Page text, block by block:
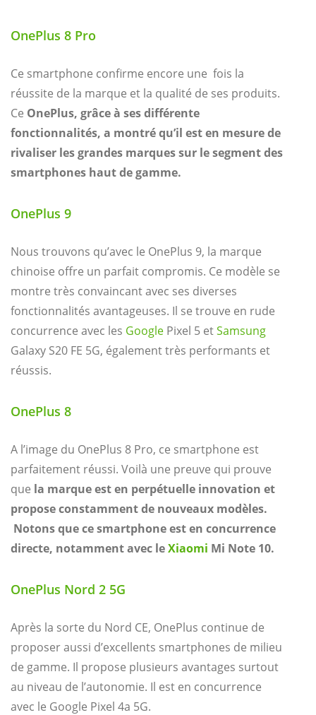
OnePlus 8 Pro
Ce smartphone confirme encore une fois la
réussite de la marque et la qualité de ses produits.
Ce OnePlus, grâce à ses différente
fonctionnalités, a montré qu’il est en mesure de
rivaliser les grandes marques sur le segment des
smartphones haut de gamme.
OnePlus 9
Nous trouvons qu’avec le OnePlus 9, la marque
chinoise offre un parfait compromis. Ce modèle se
montre très convaincant avec ses diverses
fonctionnalités avantageuses. Il se trouve en rude
concurrence avec les Google Pixel 5 etSamsung
Galaxy S20 FE 5G, également très performants et
réussis.
OnePlus 8
A l’image du OnePlus 8 Pro, ce smartphone est
parfaitement réussi. Voilà une preuve qui prouve
que la marque est en perpétuelle innovation et
propose constamment de nouveaux modèles.
Notons que ce smartphone est en concurrence
directe, notamment avec leXiaomi Mi Note 10.
OnePlus Nord 2 5G
Après la sorte du Nord CE, OnePlus continue de
proposer aussi d’excellents smartphones de milieu
de gamme. Il propose plusieurs avantages surtout
au niveau de l’autonomie. Il est en concurrence
avec le Google Pixel 4a 5G.